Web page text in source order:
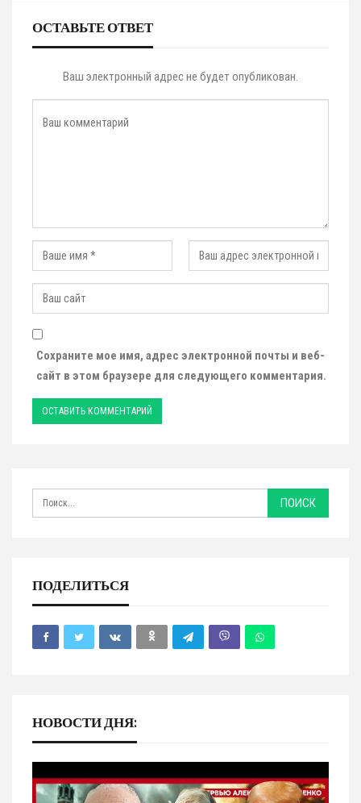
ОСТАВЬТЕ ОТВЕТ
Ваш электронный адрес не будет опубликован.
Сохраните мое имя, адрес электронной почты и веб-
сайт в этом браузере для следующего комментария.
ПОДЕЛИТЬСЯ
НОВОСТИ ДНЯ: